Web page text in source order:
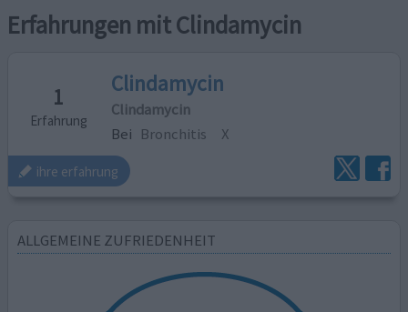
Erfahrungen mit Clindamycin
1
Erfahrung
Clindamycin
Clindamycin
Bei Bronchitis X
ihre erfahrung
ALLGEMEINE ZUFRIEDENHEIT